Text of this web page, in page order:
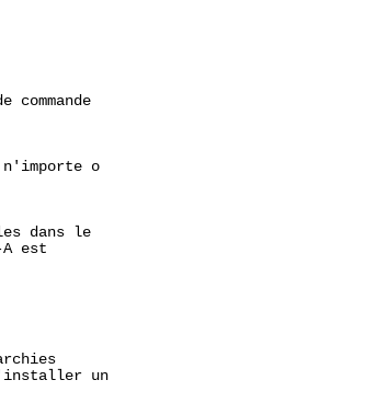
commande
o
dans le
est
un